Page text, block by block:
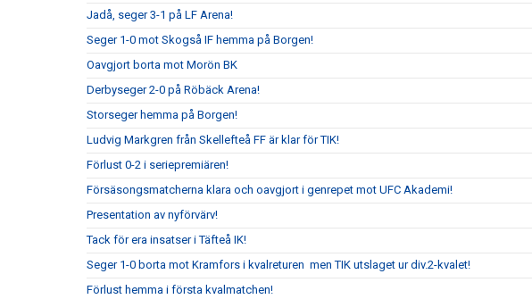
Jadå, seger 3-1 på LF Arena!
Seger 1-0 mot Skogså IF hemma på Borgen!
Oavgjort borta mot Morön BK
Derbyseger 2-0 på Röbäck Arena!
Storseger hemma på Borgen!
Ludvig Markgren från Skellefteå FF är klar för TIK!
Förlust 0-2 i seriepremiären!
Försäsongsmatcherna klara och oavgjort i genrepet mot UFC Akademi!
Presentation av nyförvärv!
Tack för era insatser i Täfteå IK!
Seger 1-0 borta mot Kramfors i kvalreturen men TIK utslaget ur div.2-kvalet!
Förlust hemma i första kvalmatchen!